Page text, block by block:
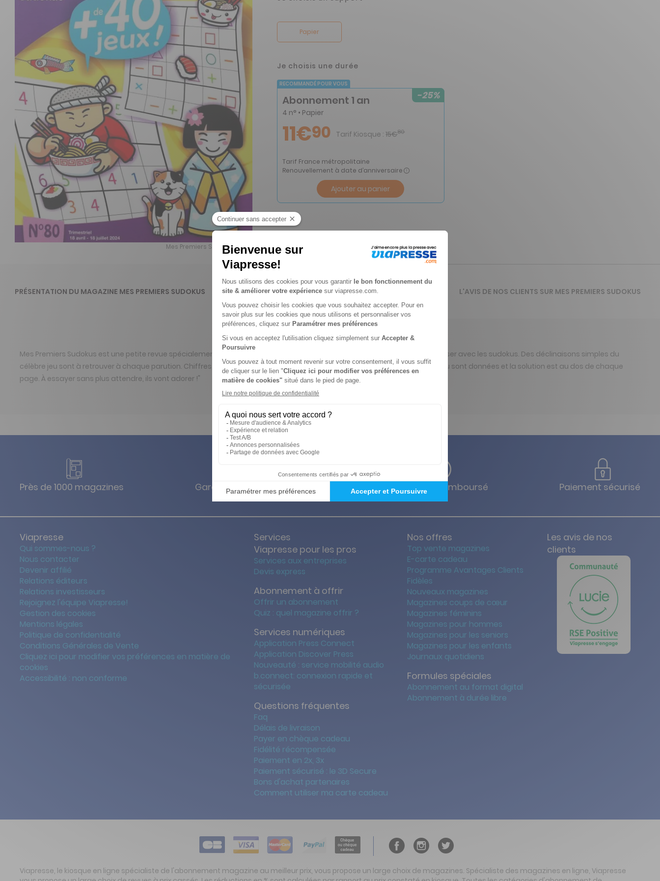
Mes Premiers Sudokus n° 89
Papier
Je choisis une durée
RECOMMANDÉ POUR VOUS
-25%
Abonnement 1 an
4 n° • Papier
11€90 Tarif Kiosque : 15€80
Tarif France métropolitaine
Renouvellement à date d’anniversaire
Ajouter au panier
PRÉSENTATION DU MAGAZINE MES PREMIERS SUDOKUS
Mes Premiers Sudokus est une petite revue spécialement conçue pour que les enfants de 6 ans et plus puissent se familiariser avec les sudokus. Des déclinaisons simples du
célèbre jeu sont à retrouver à chaque parution. Chiffres, pictos ou symboles… à eux de compléter les grilles ! Les règles du jeu sont données et la solution est au dos de chaque
page. À essayer sans plus attendre, ils vont adorer !"
L'AVIS DE VIAPRESSE SUR MES PREMIERS SUDOKUS L'AVIS DE NOS CLIENTS SUR MES PREMIERS SUDOKUS
Près de 1000 magazines Garanties des prix les + bas Satisfait ou remboursé Paiement sécurisé
Viapresse
Qui sommes-nous ?
Nous contacter
Devenir affilié
Relations éditeurs
Relations investisseurs
Rejoignez l'équipe Viapresse!
Gestion des cookies
Mentions légales
Politique de confidentialité
Conditions Générales de Vente
Cliquez ici pour modifier vos préférences en matière de
cookies
Accessibilité : non conforme
Services
Viapresse pour les pros
Services aux entreprises
Devis express
Abonnement à offrir
Offrir un abonnement
Quiz : quel magazine offrir ?
Services numériques
Application Press Connect
Application Discover Press
Nouveauté : service mobilité audio
b.connect: connexion rapide et
sécurisée
Questions fréquentes
Faq
Délais de livraison
Payer en chèque cadeau
Fidélité récompensée
Paiement en 2x, 3x
Paiement sécurisé : le 3D Secure
Bons d'achat partenaires
Comment utiliser ma carte cadeau
Nos offres
Top vente magazines
E-carte cadeau
Programme Avantages Clients
Fidèles
Nouveaux magazines
Magazines coups de cœur
Magazines féminins
Magazines pour hommes
Magazines pour les seniors
Magazines pour les enfants
Journaux quotidiens
Formules spéciales
Abonnement au format digital
Abonnement à durée libre
Les avis de nos
clients
Viapresse, le kiosque en ligne spécialiste de l'abonnement magazine au meilleur prix, vous propose un large choix de magazines. Spécialiste des magazines en ligne, Viapresse